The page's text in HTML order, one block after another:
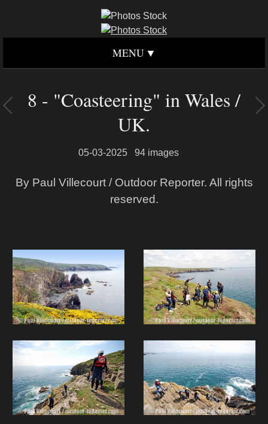
MENU
8 - "Coasteering" in Wales /
UK.
05-03-2025 94 images
By Paul Villecourt / Outdoor Reporter. All rights
reserved.